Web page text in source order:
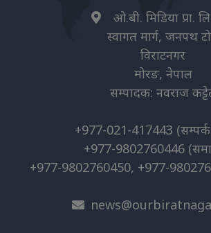
ओ.बी. मिडिया प्रा.
स्वागत मार्ग, जनपथ
विराटनगर
मोरङ, नेपाल
सम्पादक: नवराज
+977-021-417443
+977-9802760446
+977-9802760450, +977-